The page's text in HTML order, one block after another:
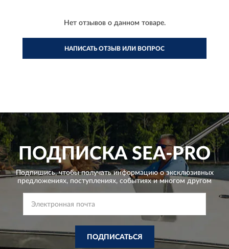
Нет отзывов о данном товаре.
НАПИСАТЬ ОТЗЫВ ИЛИ ВОПРОС
ПОДПИСКАSEA-PRO
Подпишись, чтобы получать информацию о эксклюзивных
предложениях, поступлениях, событиях и многом другом
ПОДПИСАТЬСЯ